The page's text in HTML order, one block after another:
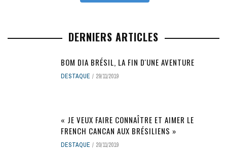
DERNIERS ARTICLES
BOM DIA BRÉSIL, LA FIN D'UNE AVENTURE
DESTAQUE 29/11/2019
« JE VEUX FAIRE CONNAÎTRE ET AIMER LE
FRENCH CANCAN AUX BRÉSILIENS »
DESTAQUE 20/11/2019